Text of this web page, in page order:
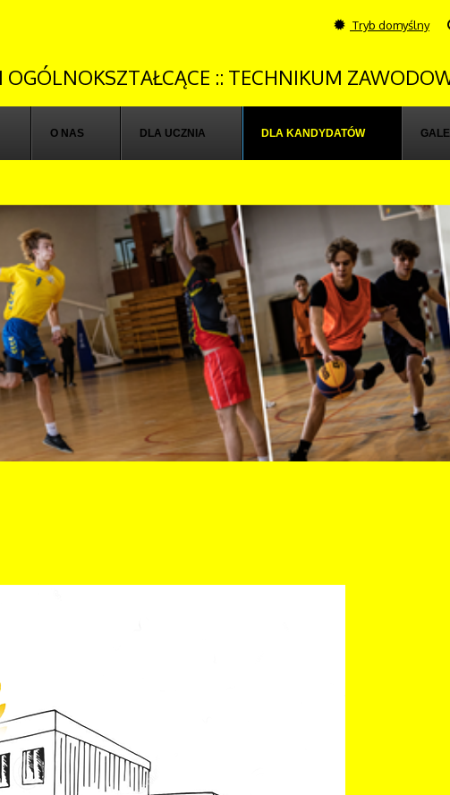
Tryb domyślny
OGÓLNOKSZTAŁCĄCE :: TECHNIKUM
O NAS DLA UCZNIA DLA KANDYDATÓW